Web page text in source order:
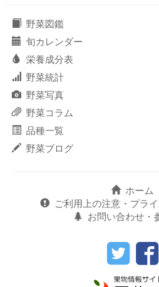
野菜図鑑
旬カレンダー
栄養成分表
野菜統計
野菜写真
野菜コラム
品種一覧
野菜ブログ
ホーム
ご利用上の注意・プラ
お問い合わせ・